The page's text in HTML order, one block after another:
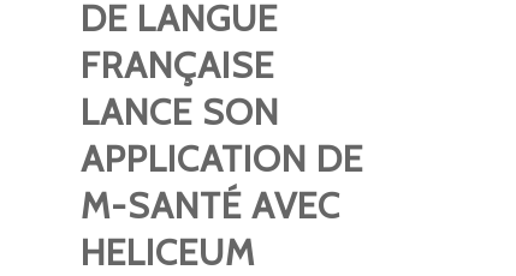
DE LANGUE
FRANÇAISE
LANCE SON
APPLICATION DE
M-SANTÉ AVEC
HELICEUM